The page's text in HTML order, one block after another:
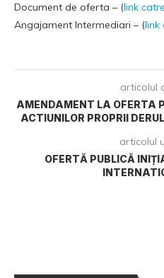
Document de oferta – (link
Angajament Intermediari – (link
articolul
AMENDAMENT LA OFERTA
ACTIUNILOR PROPRII
articolul
OFERTĂ PUBLICĂ